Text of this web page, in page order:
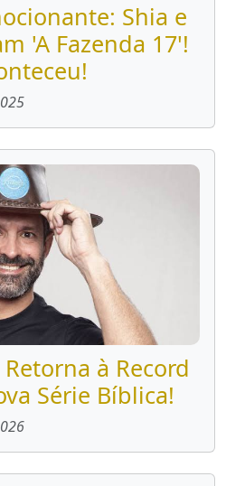
Shia e
'A Fazenda 17'!
à Record
Série Bíblica!